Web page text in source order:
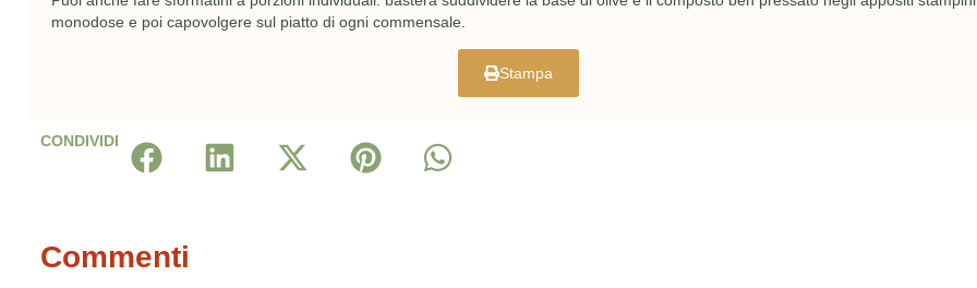
monodose e poi capovolgere sul piatto di ogni commensale.
Stampa
CONDIVIDI
Commenti